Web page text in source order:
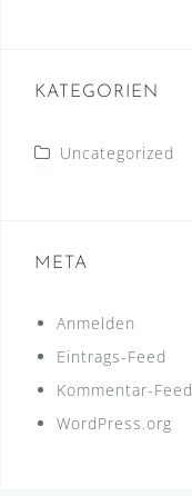
KATEGORIEN
Uncategorized
META
Anmelden
Eintrags-Feed
Kommentar-Feed
WordPress.org